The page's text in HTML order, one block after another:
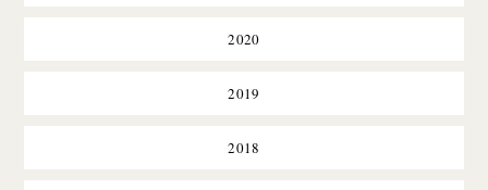
2020
2019
2018